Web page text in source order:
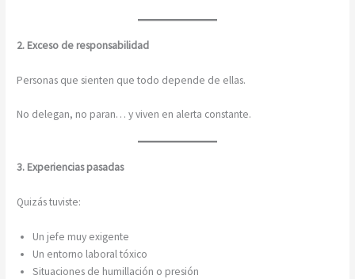
2. Exceso de responsabilidad
Personas que sienten que todo depende de ellas.
No delegan, no paran… y viven en alerta constante.
3. Experiencias pasadas
Quizás tuviste:
Un jefe muy exigente
Un entorno laboral tóxico
Situaciones de humillación o presión